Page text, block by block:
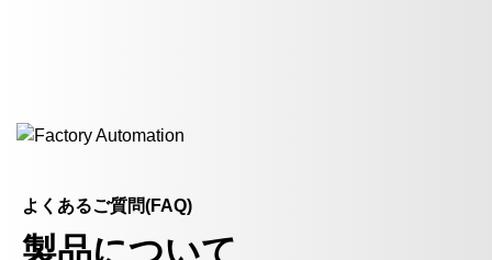
よくあるご質問(FAQ)
製品について